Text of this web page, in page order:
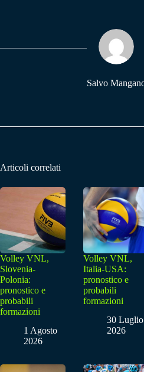
pp m
Salvo
Articoli correlati
Volley VNL,
Slovenia-
Polonia:
pronostico e
probabili
formazioni
1 Agosto
2026
Volley VNL,
Italia-USA:
pronostico e
probabili
formazioni
30 Luglio
2026